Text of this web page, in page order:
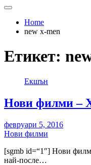
Home
new x-men
Етикет:
Екшън
Нови филми –
февруари 5, 2016
Нови филми
[sgmb id=“1″] Нови
най-после…